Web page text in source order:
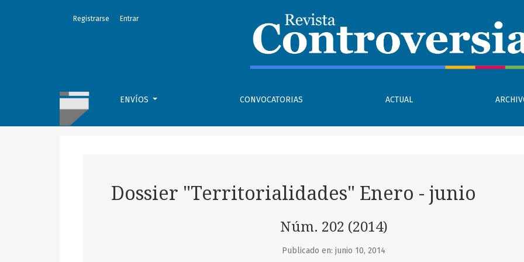
Núm. 202 (2014): Dossier "Territorialidades" Enero - junio
ENVÍOS CONVOCATORIAS ACTUAL
Registrarse Entrar
Dossier "Territorialidades" Enero - junio
Núm. 202 (2014)
Publicado en: junio 10, 2014